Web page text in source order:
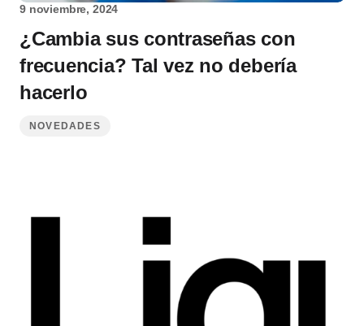
9 noviembre, 2024
¿Cambia sus contraseñas con
frecuencia? Tal vez no debería
hacerlo
NOVEDADES